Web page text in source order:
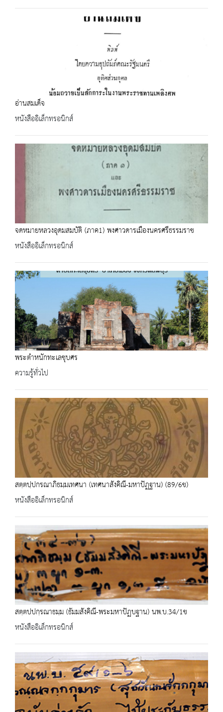
อ่านสมเด็จ
หนังสืออิเล็กทรอนิกส์
จดหมายหลวงอุดมสมบัติ (ภาค1) พงศาวดารเมืองนครศรีธรรมราช
หนังสืออิเล็กทรอนิกส์
พระตำหนักทะเลชุบศร
ความรู้ทั่วไป
สตฺตปฺปกรณาภิธมฺมเทศนา (เทศนาสังคิณี-มหาปัฏฐาน) (89/6ข)
หนังสืออิเล็กทรอนิกส์
สตฺตปปกฺรณาธมฺม (ธัมมสังคิณี-พระมหาปัฏบฐาน) นพ.บ.34/1ข
หนังสืออิเล็กทรอนิกส์